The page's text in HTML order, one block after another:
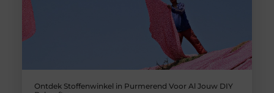
Ontdek Stoffenwinkel in Purmerend Voor Al Jouw DIY